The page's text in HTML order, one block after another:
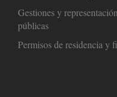
Gestiones y
públicas
Permisos de residencia y